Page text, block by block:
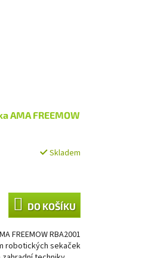
AMA FREEMOW
Skladem
DO KOŠÍKU
FREEMOW RBA2001
robotických sekaček